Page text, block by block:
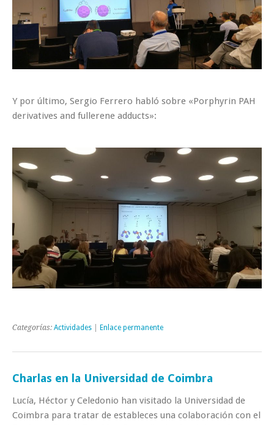
Y por último, Sergio Ferrero habló sobre «Porphyrin PAH
derivatives and fullerene adducts»:
Categorías: Actividades Enlace permanente
Charlas en la Universidad de Coimbra
Lucía, Héctor y Celedonio han visitado la Universidad de
Coimbra para tratar de estableces una colaboración con el